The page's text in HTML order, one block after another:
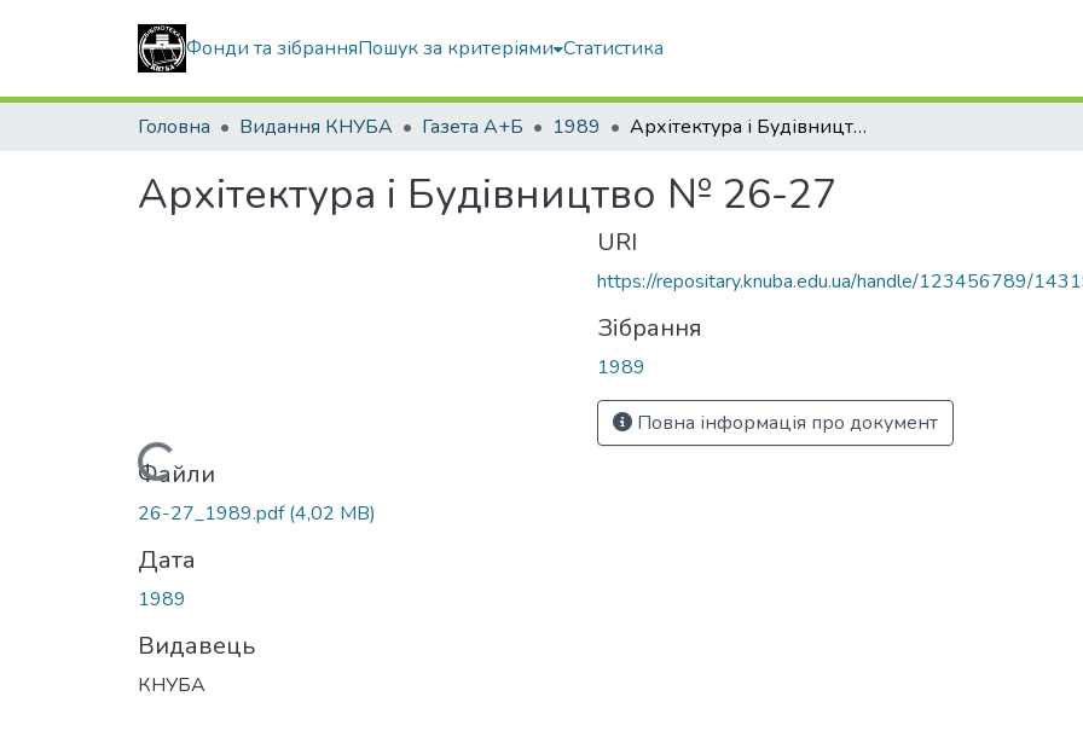
Фонди та зібранняПошук за критеріями Статистика
Головна Видання КНУБА Газета А+Б 1989 Архітектура і Будівництво № 26-27
Архітектура і Будівництво № 26-27
Вантажиться...
Файли
26-27_1989.pdf(4,02 MB)
Дата
1989
Видавець
КНУБА
URI
https://repositary.knuba.edu.ua/handle/123456789/
Зібрання
1989
Повна інформація про документ